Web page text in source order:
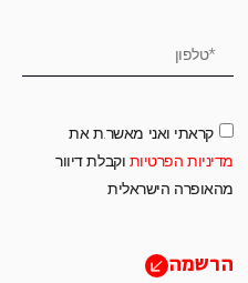
קראתי ואני מאשר.ת את
מדיניות הפרטיות וקבלת דיוור
מהאופרה הישראלית
הרשמה